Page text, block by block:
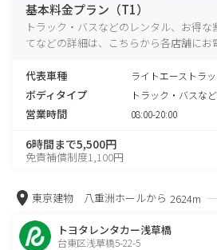
基本料金プラン（T1）
トラック・バスなどのレンタル、お得
てなどの詳細は、こちらから各店舗にお
代表車種 ライトエーストラ
ボディタイプ トラック・バスなど
営業時間 08:00-20:00
6時間まで5,500円
免責補償制度1,100円
東京建物 八重洲ホールから 2624m
トヨタレンタカー浅草橋
台東区浅草橋5-22-5